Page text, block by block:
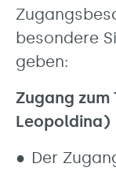
besondere
geben:
Zugang
Leopoldina)
Der